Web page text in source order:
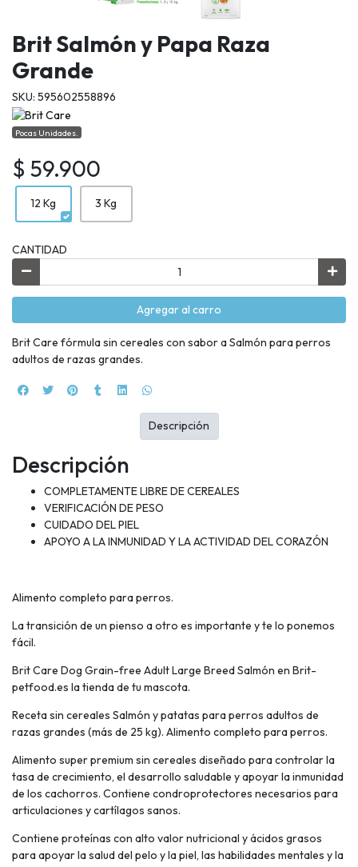
Brit Salmón y Papa Raza
Grande
SKU: 595602558896
Pocas Unidades.
$ 59.900
12 Kg 3 Kg
CANTIDAD
Agregar al carro
Brit Care fórmula sin cereales con sabor a Salmón para perros
adultos de razas grandes.
Descripción
COMPLETAMENTE LIBRE DE CEREALES
VERIFICACIÓN DE PESO
CUIDADO DEL PIEL
APOYO A LA INMUNIDAD Y LA ACTIVIDAD DEL CORAZÓN
Alimento completo para perros.
La transición de un pienso a otro es importante y te lo ponemos
fácil.
Brit Care Dog Grain-free Adult Large Breed Salmón en Brit-
petfood.es la tienda de tu mascota.
Receta sin cereales Salmón y patatas para perros adultos de
razas grandes (más de 25 kg). Alimento completo para perros.
Alimento super premium sin cereales diseñado para controlar la
tasa de crecimiento, el desarrollo saludable y apoyar la inmunidad
de los cachorros. Contiene condroprotectores necesarios para
articulaciones y cartílagos sanos.
Contiene proteínas con alto valor nutricional y ácidos grasos
para apoyar la salud del pelo y la piel, las habilidades mentales y la
Descripción